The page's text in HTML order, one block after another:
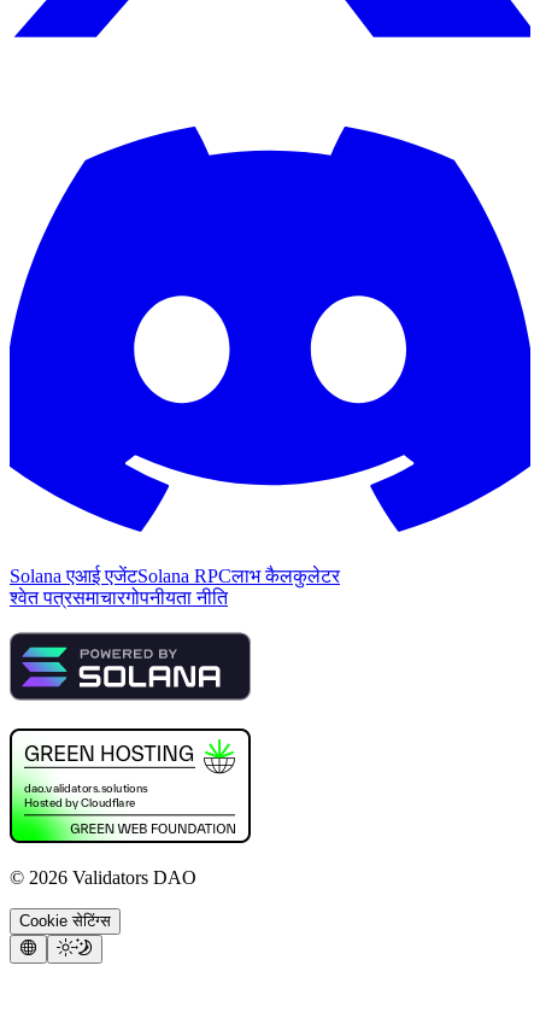
Solana एआई एजेंटSolana RPCलाभ कैलकुलेटर
श्वेत पत्रसमाचारगोपनीयता नीति
© 2026 Validators DAO
Cookie सेटिंग्स